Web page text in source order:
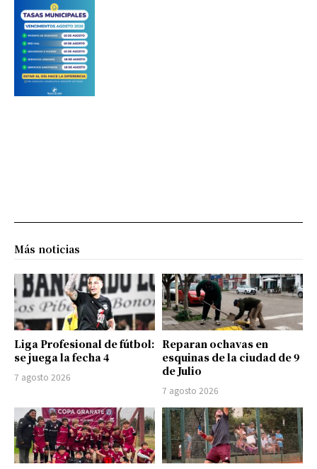
Más noticias
Liga Profesional de fútbol:
se juega la fecha 4
7 agosto 2026
Reparan ochavas en
esquinas de la ciudad de 9
de Julio
7 agosto 2026